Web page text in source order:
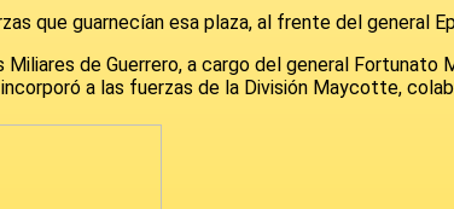
que guarnecían esa plaza, al frente del general
de Guerrero, a cargo del general
a las fuerzas de la División Maycotte,